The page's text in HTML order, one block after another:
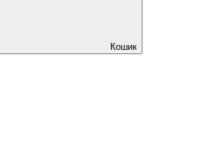
Кошик